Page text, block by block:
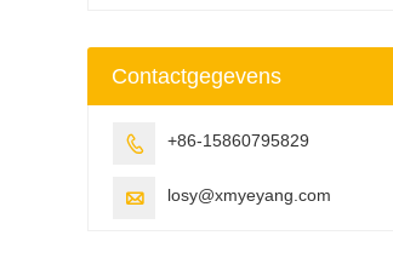
Contactgegevens
 +86-15860795829
 losy@xmyeyang.com